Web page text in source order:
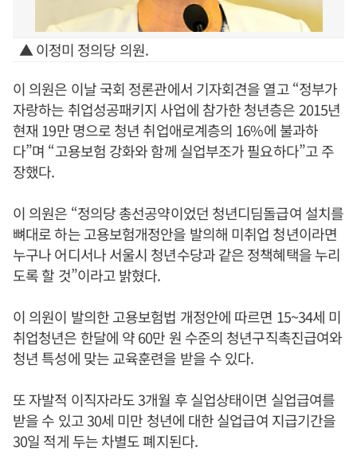
▲ 이정미 정의당 의원.
이 의원은 이날 국회 정론관에서 기자회견을 열고 “정부가
자랑하는 취업성공패키지 사업에 참가한 청년층은 2015년
현재 19만 명으로 청년 취업애로계층의 16%에 불과하
다”며 “고용보험 강화와 함께 실업부조가 필요하다”고 주
장했다.
이 의원은 “정의당 총선공약이었던 청년디딤돌급여 설치를
뼈대로 하는 고용보험개정안을 발의해 미취업 청년이라면
누구나 어디서나 서울시 청년수당과 같은 정책혜택을 누리
도록 할 것”이라고 밝혔다.
이 의원이 발의한 고용보험법 개정안에 따르면 15~34세 미
취업청년은 한달에 약 60만 원 수준의 청년구직촉진급여와
청년 특성에 맞는 교육훈련을 받을 수 있다.
또 자발적 이직자라도 3개월 후 실업상태이면 실업급여를
받을 수 있고 30세 미만 청년에 대한 실업급여 지급기간을
30일 적게 두는 차별도 폐지된다.